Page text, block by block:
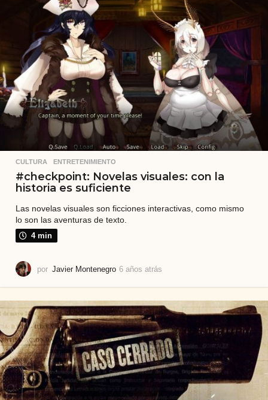
CULTURA ,ENTRETENIMIENTO
#checkpoint: Novelas visuales: con la
historia es suficiente
Las novelas visuales son ficciones interactivas, como mismo
lo son las aventuras de texto.
4 min
por Javier Montenegro 6 años atrás
o
s
r
á
s